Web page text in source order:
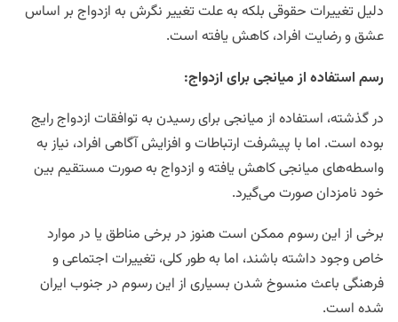
دلیل تغییرات حقوقی بلکه به علت تغییر نگرش به ازدواج بر اساس
عشق و رضایت افراد، کاهش یافته است.
رسم استفاده از میانجی برای ازدواج:
در گذشته، استفاده از میانجی برای رسیدن به توافقات ازدواج رایج
بوده است. اما با پیشرفت ارتباطات و افزایش آگاهی افراد، نیاز به
واسطه‌های میانجی کاهش یافته و ازدواج به صورت مستقیم بین
خود نامزدان صورت می‌گیرد.
برخی از این رسوم ممکن است هنوز در برخی مناطق یا در موارد
خاص وجود داشته باشند، اما به طور کلی، تغییرات اجتماعی و
فرهنگی باعث منسوخ شدن بسیاری از این رسوم در جنوب ایران
شده است.